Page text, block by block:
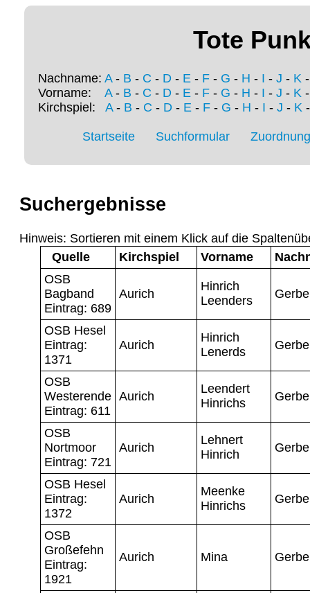
Tote
Nachname: A- B - C - D - E - F - G - H - I - J - K
Vorname: A- B - C - D - E - F - G - H - I - J - K
Kirchspiel: A- B - C - D- E- F- G - H - I - J - K
Startseite Suchformular
Suchergebnisse
Hinweis: Sortieren mit einem Klick auf die
Quelle
Kirchspiel Vorname
OSB
Bagband
Eintrag: 689
Aurich
Hinrich
Leenders
OSB Hesel
Eintrag:
1371
Aurich
Hinrich
Lenerds
OSB
Westerende
Eintrag: 611
Aurich
Leendert
Hinrichs
OSB
Nortmoor
Eintrag: 721
Aurich
Lehnert
Hinrich
OSB Hesel
Eintrag:
1372
Aurich
Meenke
Hinrichs
OSB
Großefehn
Eintrag:
1921
Aurich Mina